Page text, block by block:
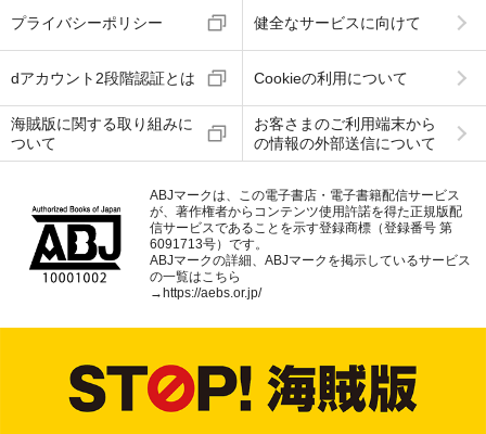
プライバシーポリシー 健全なサービスに向けて
dアカウント2段階認証とは Cookieの利用について
海賊版に関する取り組みに
ついて
お客さまのご利用端末から
の情報の外部送信について
ABJマークは、この電子書店・電子書籍配信サービス
が、著作権者からコンテンツ使用許諾を得た正規版配
信サービスであることを示す登録商標（登録番号 第
6091713号）です。
ABJマークの詳細、ABJマークを掲示しているサービス
の一覧はこちら
→ https://aebs.or.jp/